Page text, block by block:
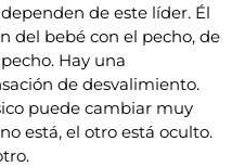
de este líder. Él
del bebé con el pecho, de
Hay una
de desvalimiento.
puede cambiar muy
está, el otro está oculto.